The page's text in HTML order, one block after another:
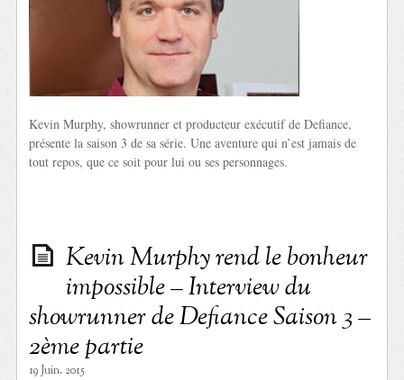
Kevin Murphy, showrunner et producteur exécutif de Defiance,
présente la saison 3 de sa série. Une aventure qui n’est jamais de
tout repos, que ce soit pour lui ou ses personnages.
Kevin Murphy rend le bonheur
impossible – Interview du
showrunner de Defiance Saison 3 –
2ème partie
19 Juin. 2015